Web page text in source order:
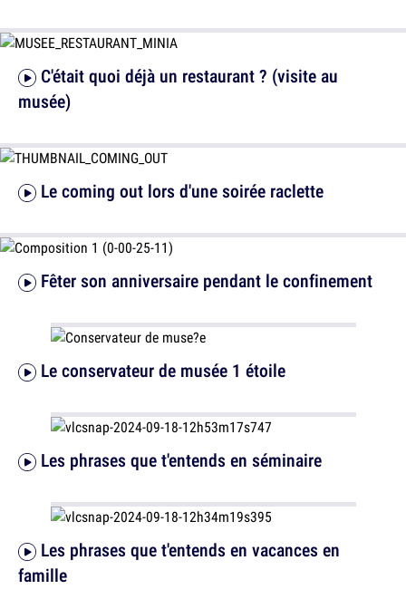
Le coming out lors d'une soirée raclette
Le conservateur de musée 1 étoile
famille
musée)
Fêter son anniversaire pendant le confinement
Les phrases que t'entends en séminaire